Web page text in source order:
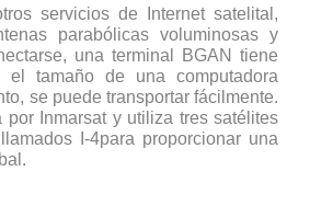
servicios de Internet satelital,
parabólicas voluminosas y
una terminal BGAN tiene
el tamaño de una computadora
se puede transportar fácilmente.
por Inmarsat y utiliza tres satélites
I-4para proporcionar una